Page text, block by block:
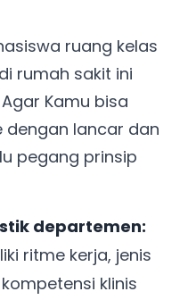
ruang kelas
rumah sakit ini
Kamu bisa
dengan lancar dan
pegang prinsip
departemen:
ritme kerja, jenis
klinis